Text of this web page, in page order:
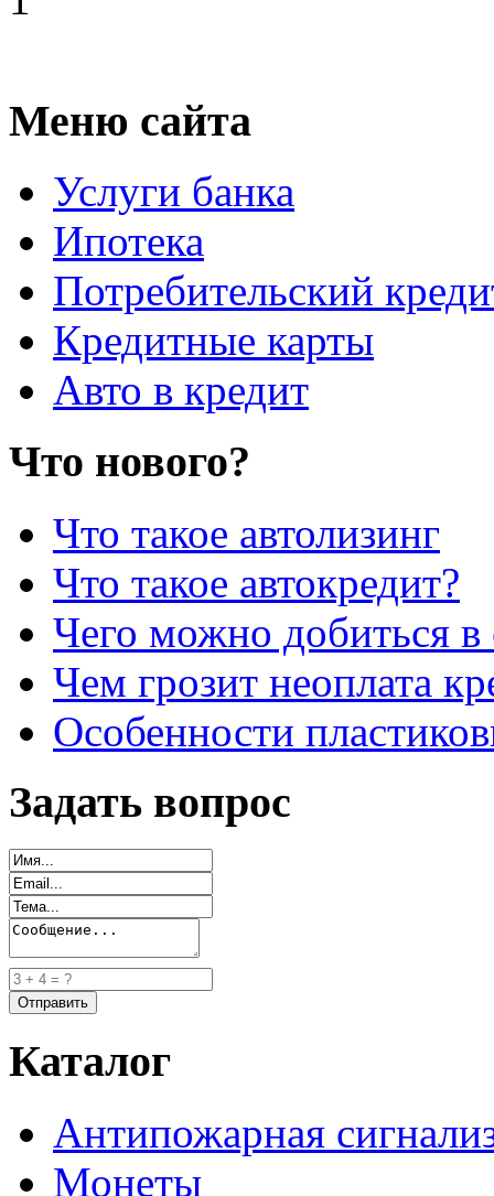
Меню сайта
Услуги банка
Ипотека
Потребительский
Кредитные карты
Авто в кредит
Что нового?
Что такое автолизинг
Что такое автокредит?
Чего можно добиться в
Чем грозит неоплата
Особенности
Задать вопрос
Каталог
Антипожарная
Монеты